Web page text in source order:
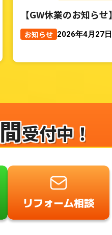
【GW休業のお知らせ】
お知らせ 2026年4月27日
受付中！